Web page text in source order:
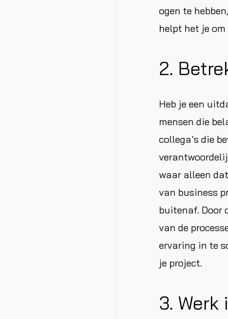
ogen te
helpt het je
2.
Heb je een
mensen die
collega’s die
waar alleen
van business
buitenaf. Door
van de
ervaring in te
je project.
3.